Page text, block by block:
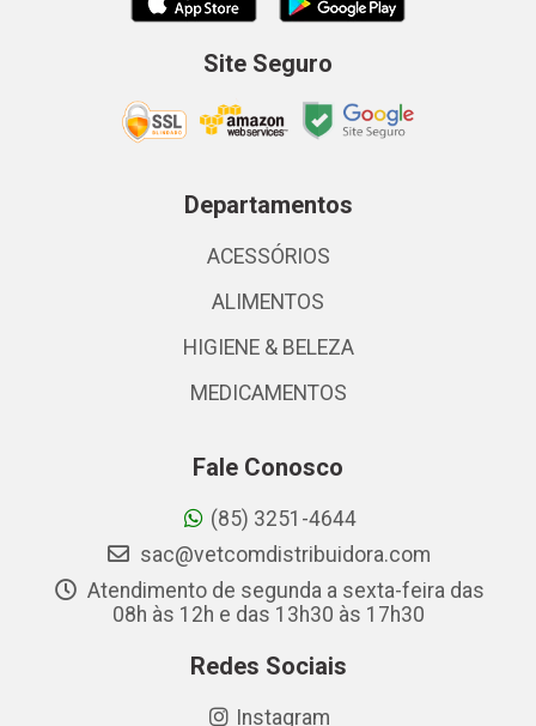
Site Seguro
Departamentos
ACESSÓRIOS
ALIMENTOS
HIGIENE & BELEZA
MEDICAMENTOS
Fale Conosco
(85) 3251-4644
sac@vetcomdistribuidora.com
Atendimento de segunda a sexta-feira das
08h às 12h e das 13h30 às 17h30
Redes Sociais
Instagram